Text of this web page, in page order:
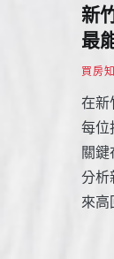
新
最
買房
在新
每位
關
分析
來高